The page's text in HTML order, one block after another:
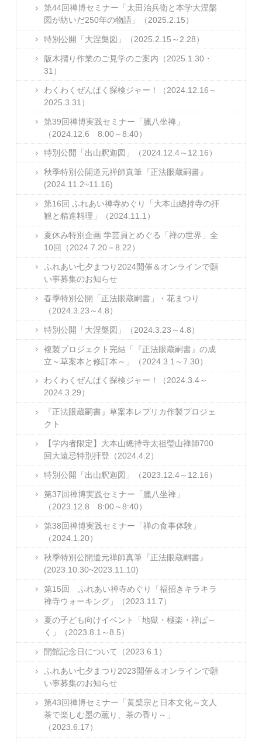
第44回禅博セミナー「太田治兵衛と本学大涅槃
図が紡いだ250年の物語」（2025.2.15）
特別公開「大涅槃図」（2025.2.15～2.28）
版木摺り作業のご見学のご案内（2025.1.30・
31）
わくわくぜんぱく探検ジャー！（2024.12.16～
2025.3.31）
第39回禅博実践セミナー「臘八坐禅」
（2024.12.6 8:00～8:40）
特別公開「出山釈迦図」（2024.12.4～12.16）
秋季特別公開道元禅師真筆『正法眼蔵嗣書』
(2024.11.2~11.16)
第16回 ふれあい禅寺めぐり「大本山總持寺の拝
観と精進料理」（2024.11.1）
夏休み特別企画 学芸員とめぐる「禅の世界」全
10回（2024.7.20－8.22）
ふれあい七夕まつり2024開催＆オンラインで願
い事募集のお知らせ
春季特別公開「正法眼蔵嗣書」・花まつり
（2024.3.23～4.8）
特別公開「大涅槃図」（2024.3.23～4.8）
複製プロジェクト完結「『正法眼蔵嗣書』の成
立～草案本と修訂本～」（2024.3.1～7.30）
わくわくぜんぱく探検ジャー！（2024.3.4～
2024.3.29）
『正法眼蔵嗣書』草案本レプリカ作製プロジェ
クト
【学内者限定】大本山總持寺太祖瑩山禅師700
回大遠忌特別拝登（2024.4.2）
特別公開「出山釈迦図」（2023.12.4～12.16）
第37回禅博実践セミナー「臘八坐禅」
（2023.12.8 8:00～8:40）
第38回禅博実践セミナー「禅の食事体験」
（2024.1.20）
秋季特別公開道元禅師真筆『正法眼蔵嗣書』
(2023.10.30~2023.11.10)
第15回 ふれあい禅寺めぐり「福招きキラキラ
禅寺ウォーキング」（2023.11.7）
夏の子ども向けイベント「地獄・極楽・禅ぱ～
く」（2023.8.1～8.5）
開館記念日について（2023.6.1）
ふれあい七夕まつり2023開催＆オンラインで願
い事募集のお知らせ
第43回禅博セミナー「黄檗宗と日本文化～文人
茶で楽しむ墨の薫り、茶の香り～」
（2023.6.17）